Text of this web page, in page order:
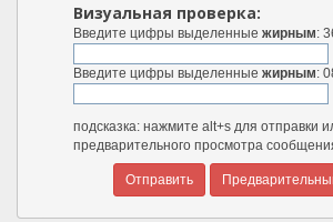
Визуальная проверка:
Введите цифры выделенныежирным:
Введите цифры выделенныежирным:
подсказка: нажмите alt+s для отправки
предварительного просмотра